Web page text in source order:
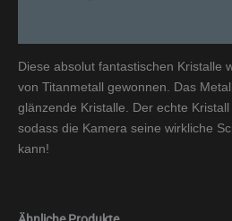
Diese absolut fantastischen Kristalle
von Titanmetall gewonnen. Das
glänzende Kristalle. Der echte
sodass die Kamera seine wirkliche
kann!